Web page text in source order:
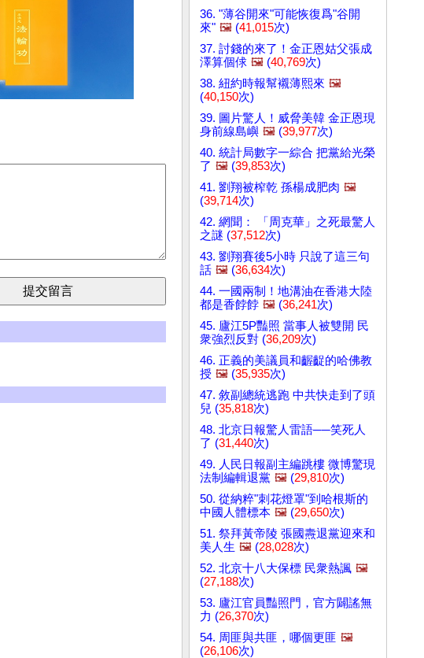
36. "薄谷開來"可能恢復爲"谷開
來" 🖼️ (41,015次)
37. 討錢的來了！金正恩姑父張成
澤算個俅 🖼️ (40,769次)
38. 紐約時報幫襯薄熙來 🖼️
(40,150次)
39. 圖片驚人！威脅美韓 金正恩現
身前線島嶼 🖼️ (39,977次)
40. 統計局數字一綜合 把黨給光榮
了 🖼️ (39,853次)
41. 劉翔被榨乾 孫楊成肥肉 🖼️
(39,714次)
42. 網聞： 「周克華」之死最驚人
之謎 (37,512次)
43. 劉翔賽後5小時 只說了這三句
話 🖼️ (36,634次)
44. 一國兩制！地溝油在香港大陸
都是香餑餑 🖼️ (36,241次)
45. 廬江5P豔照 當事人被雙開 民
衆強烈反對 (36,209次)
46. 正義的美議員和齷齪的哈佛教
授 🖼️ (35,935次)
47. 敘副總統逃跑 中共快走到了頭
兒 (35,818次)
48. 北京日報驚人雷語──笑死人
了 (31,440次)
49. 人民日報副主編跳樓 微博驚現
法制編輯退黨 🖼️ (29,810次)
50. 從納粹"刺花燈罩"到哈根斯的
中國人體標本 🖼️ (29,650次)
51. 祭拜黃帝陵 張國燾退黨迎來和
美人生 🖼️ (28,028次)
52. 北京十八大保標 民衆熱諷 🖼️
(27,188次)
53. 廬江官員豔照門，官方闢謠無
力 (26,370次)
54. 周匪與共匪，哪個更匪 🖼️
(26,106次)